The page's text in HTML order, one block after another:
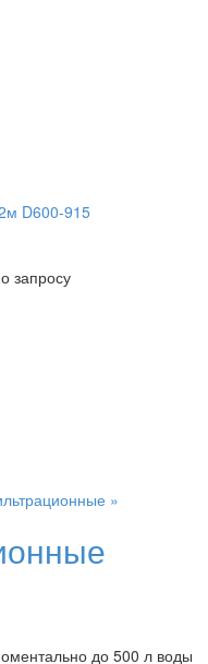
D600-915
запросу
»
до 500 л воды